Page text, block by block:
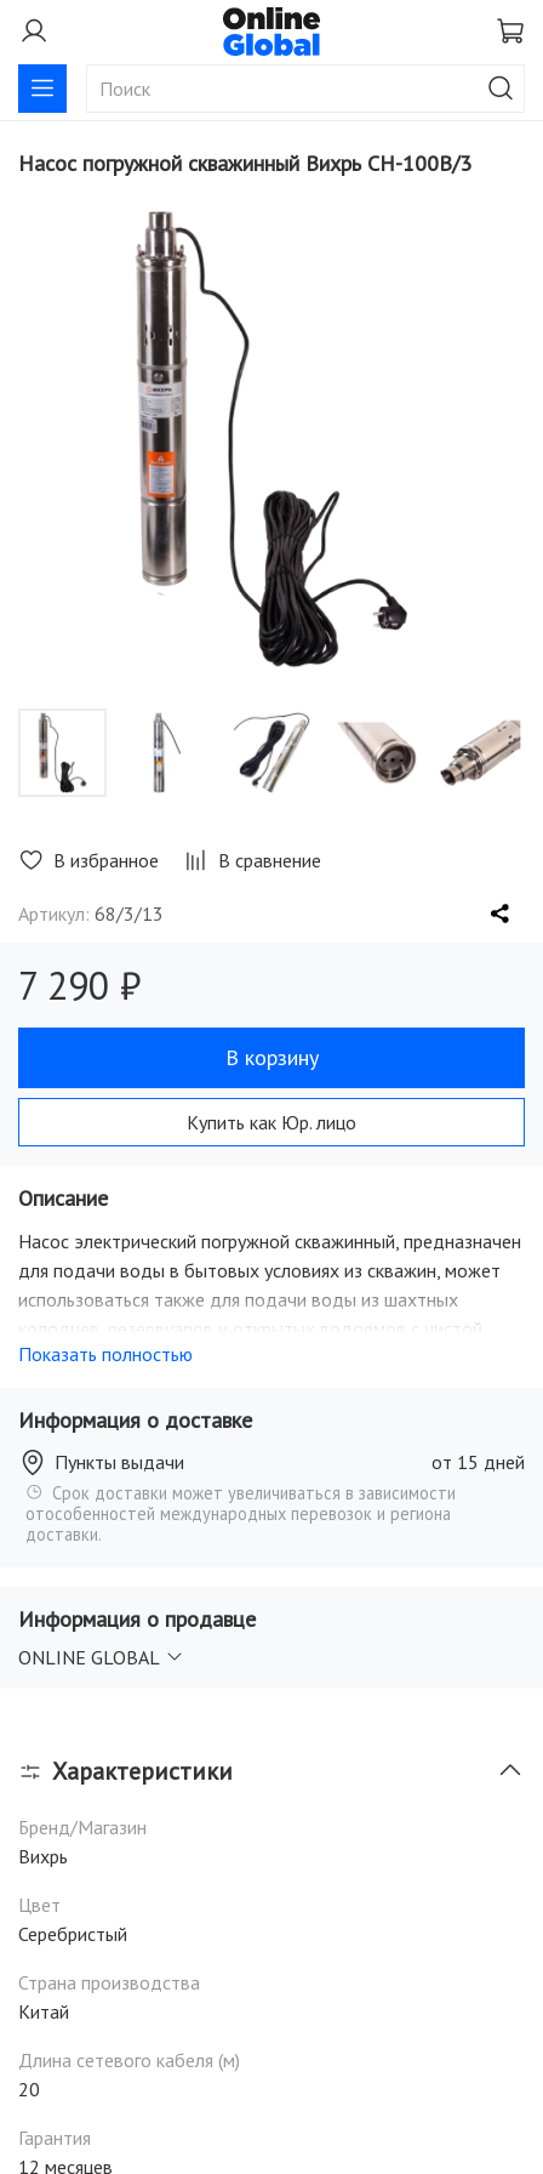
Насос погружной скважинный Вихрь СН-100B/3
В избранное В сравнение
Артикул: 68/3/13
Описание
Насос электрический погружной скважинный, предназначен
для подачи воды в бытовых условиях из скважин, может
использоваться также для подачи воды из шахтных
колодцев, резервуаров и открытых водоемов с чистой
водой для полива садов и огородов. Преимуществами
Высокий ресурс работы. Допускается содержание песка в
воде. Корпус из нержавеющей стали обеспечивает
долговечность насоса. Расстояние до дна не должно быть
менее 0.6 м. Комплектуется длинным кабелем питания.
Показать полностью
7 290 ₽
В корзину
Купить как Юр. лицо
Информация о доставке
Пункты выдачи от 15 дней
Срок доставки может увеличиваться в зависимости
отособенностей международных перевозок и региона
доставки.
Информация о продавце
ONLINE GLOBAL
Характеристики
Бренд/Магазин
Вихрь
Цвет
Серебристый
Страна производства
Китай
Длина сетевого кабеля (м)
20
Гарантия
12 месяцев